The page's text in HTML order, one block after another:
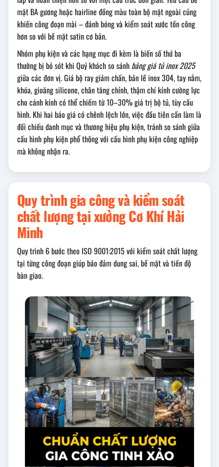
mặt BA gương hoặc hairline đồng màu toàn bộ mặt ngoài cũng
khiến công đoạn mài – đánh bóng và kiểm soát xước tốn công
hơn so với bề mặt satin cơ bản.
Nhóm phụ kiện và các hạng mục đi kèm là biến số thứ ba
thường bị bỏ sót khi Quý khách so sánh bảng giá tủ inox 2025
giữa các đơn vị. Giá bộ ray giảm chấn, bản lề inox 304, tay nắm,
khóa, gioăng silicone, chân tăng chỉnh, thậm chí kính cường lực
cho cánh kính có thể chiếm từ 10–30% giá trị bộ tủ, tùy cấu
hình. Khi hai báo giá có chênh lệch lớn, việc đầu tiên cần làm là
đối chiếu danh mục và thương hiệu phụ kiện, tránh so sánh giữa
cấu hình phụ kiện phổ thông với cấu hình phụ kiện công nghiệp
mà không nhận ra.
Quy trình gia công và kiểm soát
chất lượng tại xưởng Cơ Khí Hải
Minh
Quy trình 6 bước theo ISO 9001:2015 với kiểm soát chất lượng
tại từng công đoạn giúp bảo đảm dung sai, bề mặt và tiến độ
bàn giao.